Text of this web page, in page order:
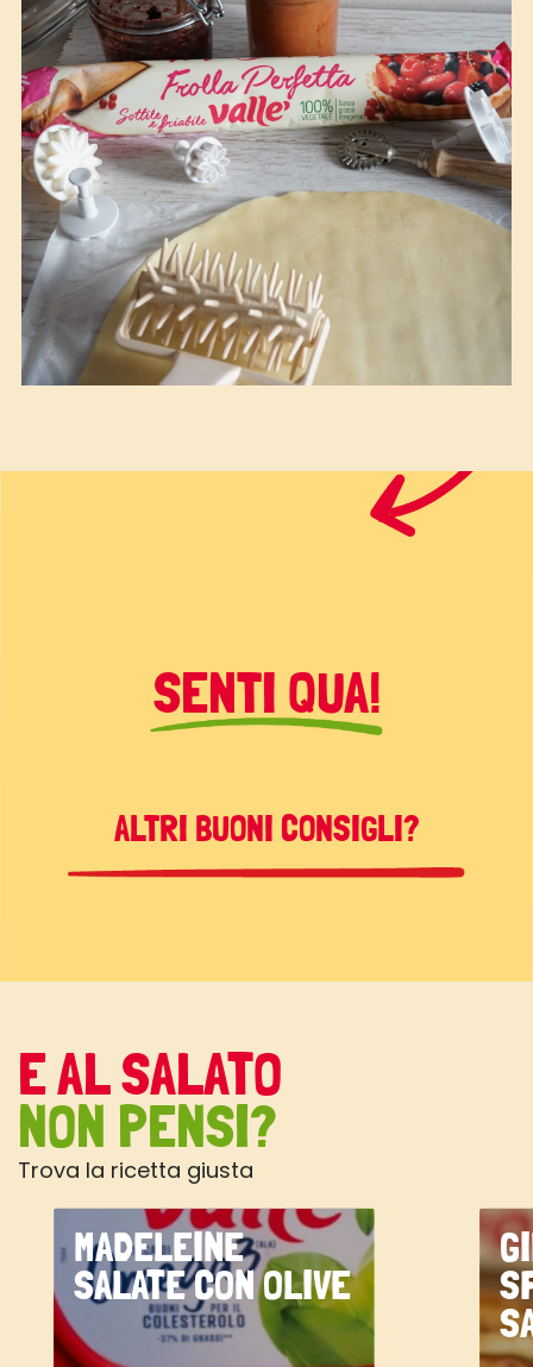
SENTI QUA!
ALTRI BUONI CONSIGLI?
E AL SALATO
NON PENSI?
Trova la ricetta giusta
MADELEINE
SALATE CON OLIVE